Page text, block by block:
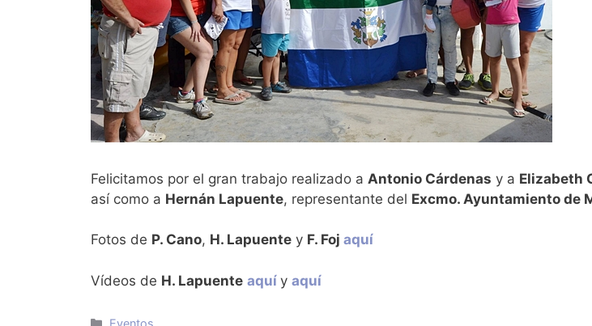
Felicitamos por el gran trabajo realizado a Antonio Cárdenas y a Elizabeth
así como a Hernán Lapuente, representante del Excmo. Ayuntamiento de
Fotos de P. Cano, H. Lapuente y F. Foj aquí
Vídeos de H. Lapuente aquí y aquí
Categorías
Eventos